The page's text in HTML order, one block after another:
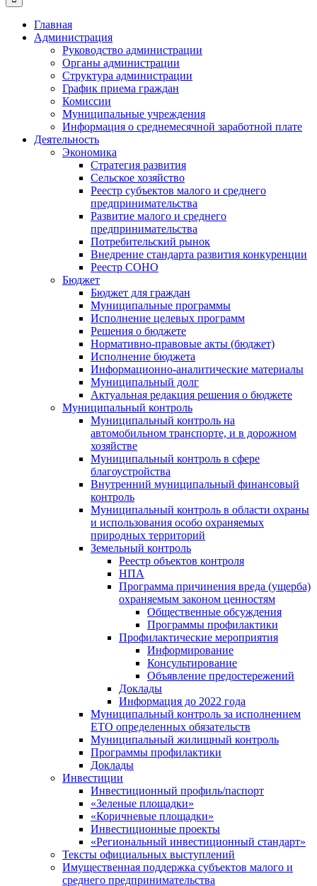
Главная
Администрация
Руководство администрации
Органы администрации
Структура администрации
График приема граждан
Комиссии
Муниципальные учреждения
Информация о среднемесячной заработной плате
Деятельность
Экономика
Стратегия развития
Сельское хозяйство
Реестр субъектов малого и среднего
предпринимательства
Развитие малого и среднего
предпринимательства
Потребительский рынок
Внедрение стандарта развития конкуренции
Реестр СОНО
Бюджет
Бюджет для граждан
Муниципальные программы
Исполнение целевых программ
Решения о бюджете
Нормативно-правовые акты (бюджет)
Исполнение бюджета
Информационно-аналитические материалы
Муниципальный долг
Актуальная редакция решения о бюджете
Муниципальный контроль
Муниципальный контроль на
автомобильном транспорте, и в дорожном
хозяйстве
Муниципальный контроль в сфере
благоустройства
Внутренний муниципальный финансовый
контроль
Муниципальный контроль в области охраны
и использования особо охраняемых
природных территорий
Земельный контроль
Реестр объектов контроля
НПА
Программа причинения вреда (ущерба)
охраняемым законом ценностям
Общественные обсуждения
Программы профилактики
Профилактические мероприятия
Информирование
Консультирование
Объявление предостережений
Доклады
Информация до 2022 года
Муниципальный контроль за исполнением
ЕТО определенных обязательств
Муниципальный жилищный контроль
Программы профилактики
Доклады
Инвестиции
Инвестиционный профиль/паспорт
«Зеленые площадки»
«Коричневые площадки»
Инвестиционные проекты
«Региональный инвестиционный стандарт»
Тексты официальных выступлений
Имущественная поддержка субъектов малого и
среднего предпринимательства